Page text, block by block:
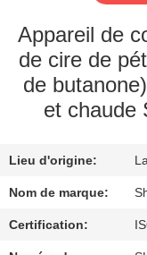
VISITE
D'USINE
CONTRÔLE
QUALITÉ
Appareil de
de cire de
de
et chaude
Lieu d'origine:
Nom de marque:
Certification: